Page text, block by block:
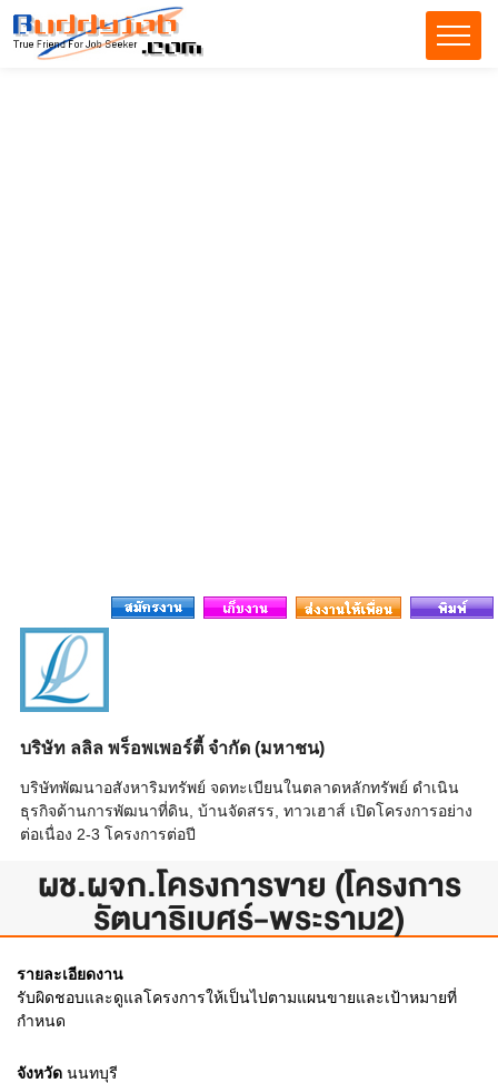
บริษัท ลลิล พร็อพเพอร์ตี้ จำกัด (มหาชน)
บริษัทพัฒนาอสังหาริมทรัพย์ จดทะเบียนในตลาดหลักทรัพย์ ดำเนิน
ธุรกิจด้านการพัฒนาที่ดิน, บ้านจัดสรร, ทาวเฮาส์ เปิดโครงการอย่าง
ต่อเนื่อง 2-3 โครงการต่อปี
ผช.ผจก.โครงการขาย (โครงการ
รัตนาธิเบศร์-พระราม2)
รายละเอียดงาน
รับผิดชอบและดูแลโครงการให้เป็นไปตามแผนขายและเป้าหมายที่
กำหนด
จังหวัด นนทบุรี